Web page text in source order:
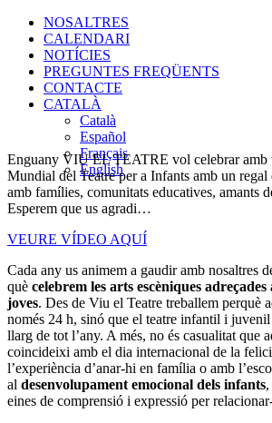
NOSALTRES
CALENDARI
NOTÍCIES
PREGUNTES FREQÜENTS
CONTACTE
CATALÀ
Català
Español
Français
English
Enguany VIU EL TEATRE vol celebrar amb
Mundial del Teatre per a Infants amb un
amb famílies, comunitats educatives, amants
Esperem que us agradi…
VEURE VÍDEO AQUÍ
Cada any us animem a gaudir amb nosaltres
què celebrem les arts escèniques
joves. Des de Viu el Teatre treballem perquè
només 24 h, sinó que el teatre infantil i
llarg de tot l’any. A més, no és casualitat que
coincideixi amb el dia internacional de la
l’experiència d’anar-hi en família o amb
al desenvolupament emocional dels infants
eines de comprensió i expressió per